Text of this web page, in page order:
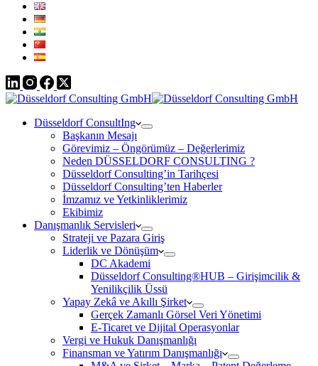
Düsseldorf ConsultIng
Başkanın Mesajı
Görevimiz – Öngörümüz – Değerlerimiz
Neden DÜSSELDORF CONSULTING ?
Düsseldorf Consulting’in Tarihçesi
Düsseldorf Consulting’ten Haberler
İmzamız ve Yetkinliklerimiz
Ekibimiz
Danışmanlık Servisleri
Strateji ve Pazara Giriş
Liderlik ve Dönüşüm
DC Akademi
Düsseldorf Consulting®HUB – Girişimcilik &
Yenilikçilik Üssü
Yapay Zekâ ve Akıllı Şirket
Gerçek Zamanlı Görsel Veri Yönetimi
E-Ticaret ve Dijital Operasyonlar
Vergi ve Hukuk Danışmanlığı
Finansman ve Yatırım Danışmanlığı